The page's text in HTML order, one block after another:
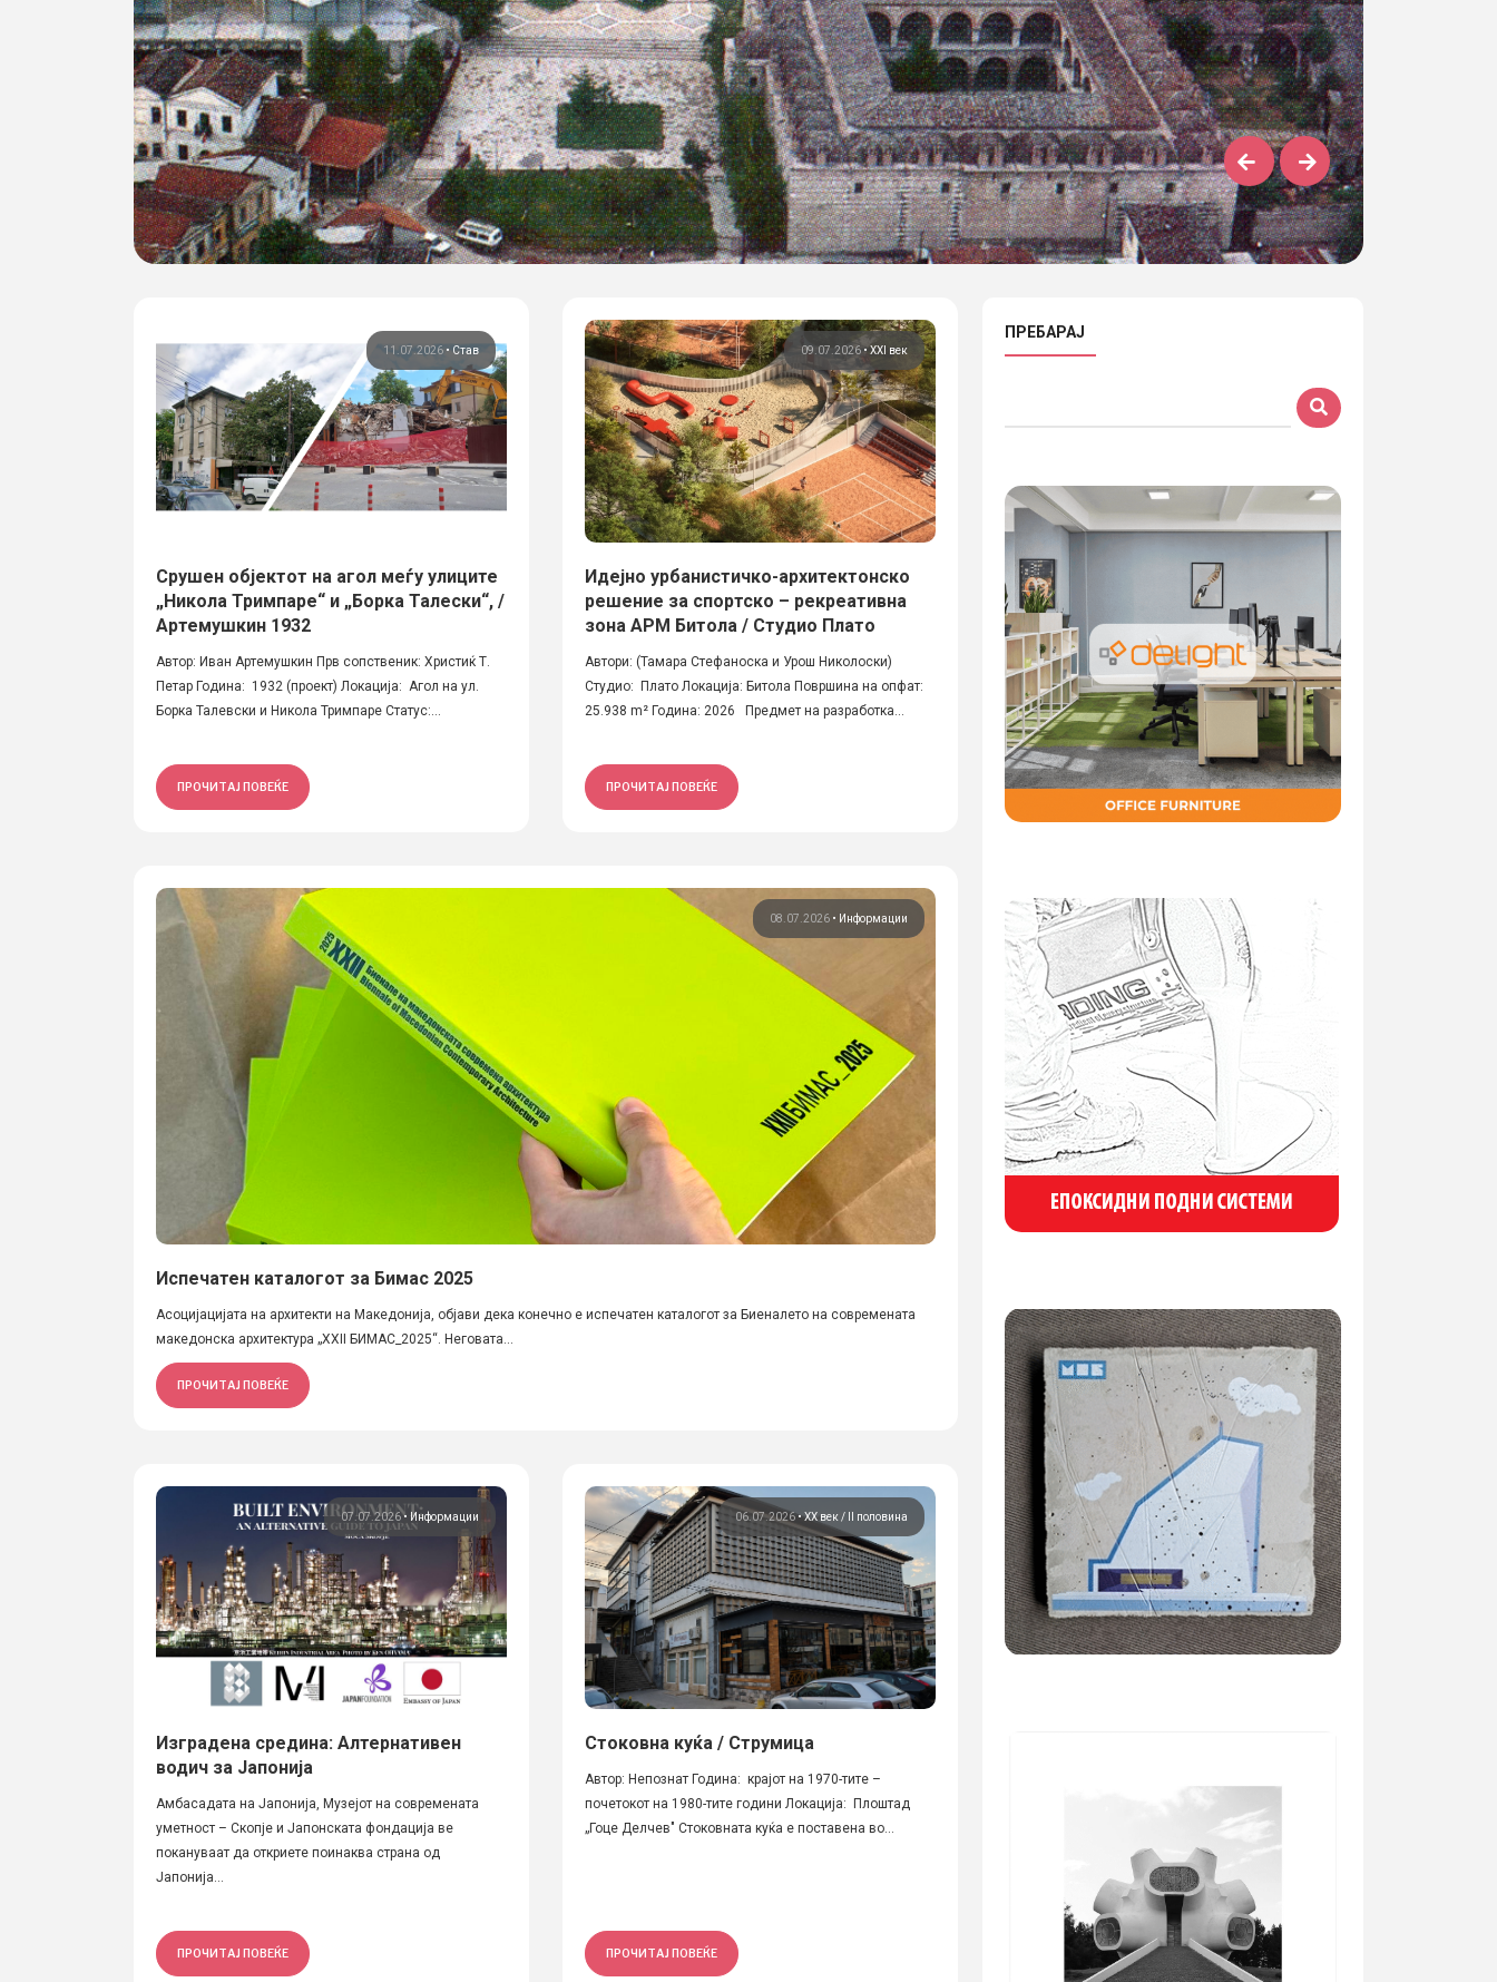
11.07.2026 • Став
Срушен објектот на агол меѓу улиците
„Никола Тримпаре“ и „Борка Талески“, /
Артемушкин 1932
Автор: Иван Артемушкин Прв сопственик: Христиќ Т.
Петар Година: 1932 (проект) Локација: Агол на ул.
Борка Талевски и Никола Тримпаре Статус:...
ПРОЧИТАЈ ПОВЕЌЕ
09.07.2026•XXI век
Идејно урбанистичко-архитектонско
решение за спортско – рекреативна
зона АРМ Битола / Студио Плато
Автори: (Тамара Стефаноска и Урош Николоски)
Студио: Плато Локација: Битола Површина на опфат:
25.938 m² Година: 2026 Предмет на разработка...
ПРОЧИТАЈ ПОВЕЌЕ
08.07.2026• Информации
Испечатен каталогот за Бимас 2025
Асоцијацијата на архитекти на Македонија, објави дека конечно е испечатен каталогот за Биеналето на современата
македонска архитектура „XXII БИМАС_2025“. Неговата...
ПРОЧИТАЈ ПОВЕЌЕ
07.07.2026• Информации
Изградена средина: Алтернативен
водич за Јапонија
Амбасадата на Јапонија, Музејот на современата
уметност – Скопје и Јапонската фондација ве
покануваат да откриете поинаква страна oд
Јапонија...
ПРОЧИТАЈ ПОВЕЌЕ
06.07.2026•ХХ век / II половина
Стоковна куќа / Струмица
Автор: Непознат Година: крајот на 1970-тите –
почетокот на 1980-тите години Локација: Плоштад
„Гоце Делчев" Стоковната куќа е поставена во...
ПРОЧИТАЈ ПОВЕЌЕ
ПРЕБАРАЈ